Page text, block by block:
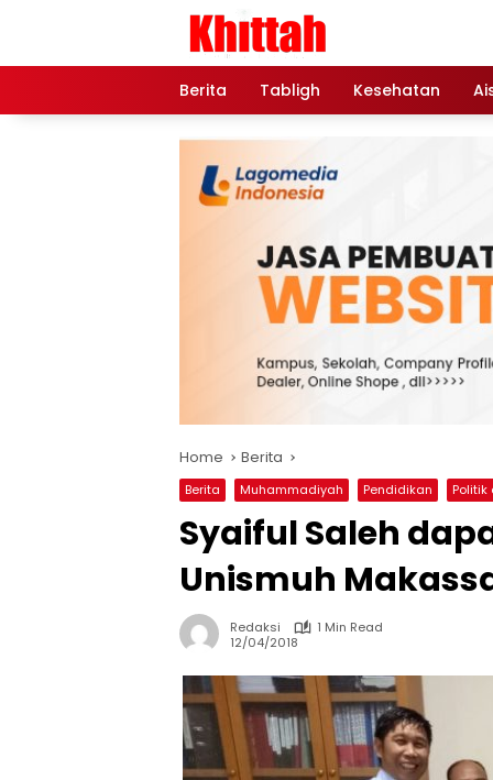
Berita
Tabligh Kesehatan
Home Berita
Berita Muhammadiyah Pendidikan Politik
Syaiful Saleh
Unismuh
Redaksi
1 Min Read
12/04/2018